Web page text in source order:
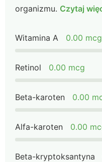
organizmu. Czytaj
Witamina A 0.00 mcg
Retinol 0.00 mcg
Beta-karoten 0.00
Alfa-karoten 0.00
Beta-kryptoksantyna